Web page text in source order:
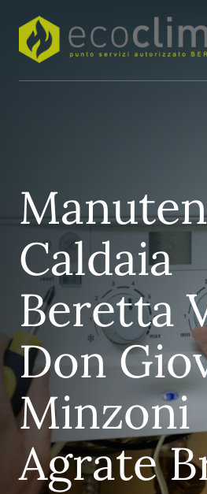
contenuto
Caldaia
Beretta
Don
Minzoni
Agrate